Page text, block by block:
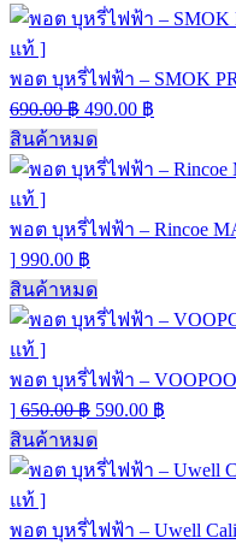
พอต บุหรี่ไฟฟ้า – SMOK
690.00฿ 490.00 ฿
สินค้าหมด
พอต บุหรี่ไฟฟ้า – Rincoe
] 990.00 ฿
สินค้าหมด
พอต บุหรี่ไฟฟ้า – VOOPOO
] 650.00฿ 590.00 ฿
สินค้าหมด
พอต บุหรี่ไฟฟ้า – Uwell